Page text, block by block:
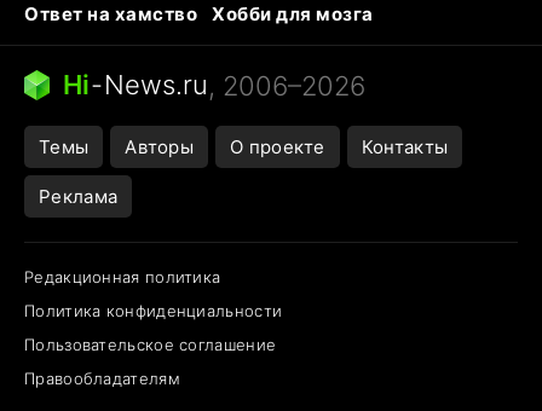
Ответ на хамство
Хобби для мозга
Бензин 100 и 95
Тунцы в океанариуме
Следующая пандемия
Hi-News.ru, 2006–2026
Темы Авторы О проекте Контакты
Реклама
Редакционная политика
Политика конфиденциальности
Пользовательское соглашение
Правообладателям